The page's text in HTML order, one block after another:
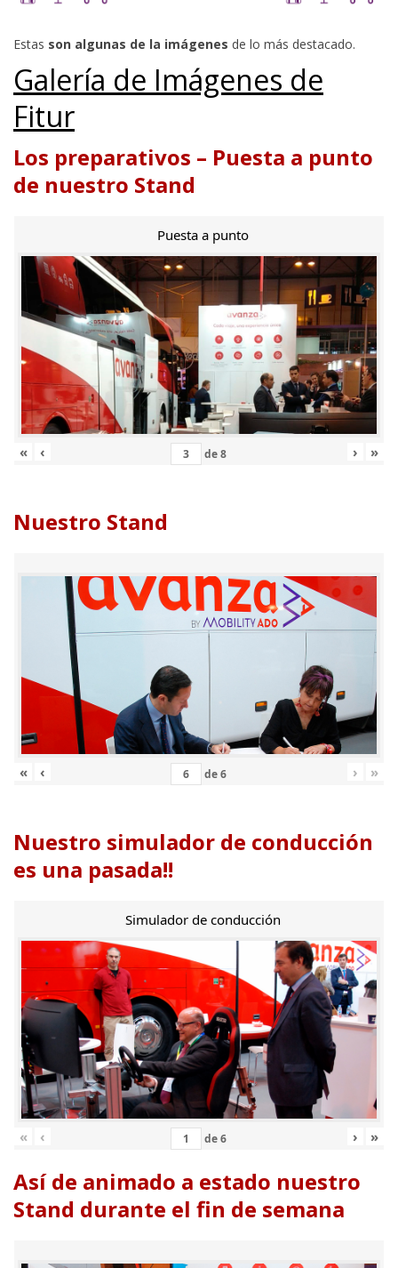
Estas son algunas de la imágenes de lo más destacado.
Galería de Imágenes de
Fitur
Los preparativos – Puesta a punto
de nuestro Stand
Puesta a punto
« ‹ de8 › »
Nuestro Stand
« ‹ de6 › »
Nuestro simulador de conducción
es una pasada!!
Simulador de conducción
« ‹ de6 › »
Así de animado a estado nuestro
Stand durante el fin de semana